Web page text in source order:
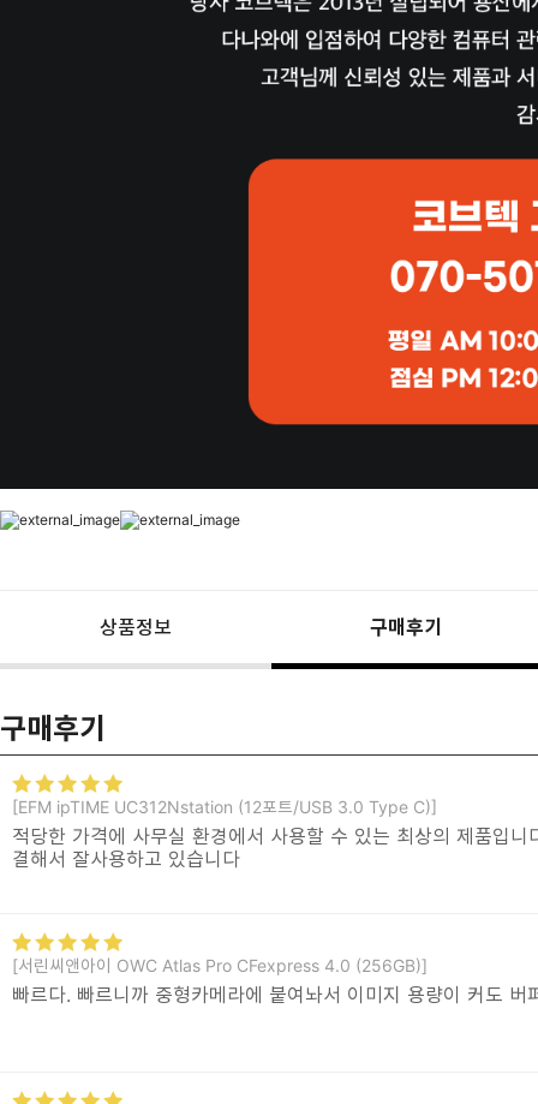
상품정보 구매후기
구매후기
[EFM ipTIME UC312Nstation (12포트/USB 3.0 Type C)]
적당한 가격에 사무실 환경에서 사용할 수 있는 최상의 제품입
결해서 잘사용하고 있습니다
[서린씨앤아이 OWC Atlas Pro CFexpress 4.0 (256GB)]
빠르다. 빠르니까 중형카메라에 붙여놔서 이미지 용량이 커도 버